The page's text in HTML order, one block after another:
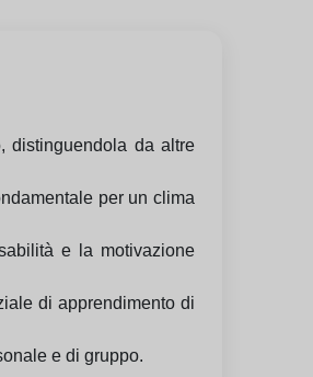
distinguendola da altre
per un clima
e la motivazione
di apprendimento di
e di gruppo.